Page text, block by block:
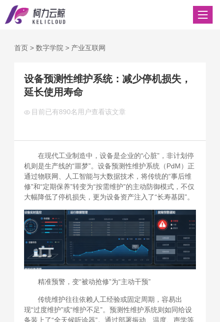
首页> 数字学院 > 产业互联网
设备预测性维护系统：减少停机损失，
延长使用寿命
目前已有890名用户查看该文章
在现代工业制造中，设备是企业的“心脏”，非计划停
机则是生产线的“噩梦”。设备预测性维护系统（PdM）正
通过物联网、人工智能与大数据技术，将传统的“事后维
修”和“定期保养”转变为“按需维护”的主动防御模式，不仅
大幅降低了停机损失，更为设备资产注入了“长寿基因”。
精准预警，变“被动抢修”为“主动干预”
传统维护往往依赖人工经验或固定周期，容易出
现“过度维护”或“维护不足”。预测性维护系统则如同给设
备装上了“全天候听诊器”。通过部署振动、温度、声学等